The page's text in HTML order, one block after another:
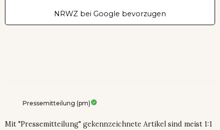
NRWZ bei Google bevorzugen
Pressemitteilung (pm)
Mit "Pressemitteilung" gekennzeichnete Artikel sind meist 1:1